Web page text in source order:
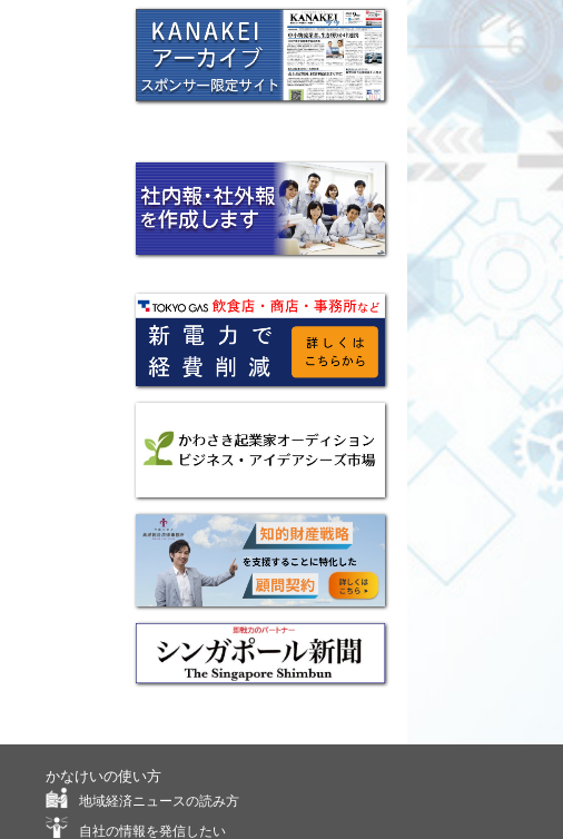
かなけいの使い方
地域経済ニュースの読み方
自社の情報を発信したい